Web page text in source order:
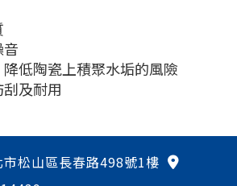
音
降低陶瓷上積聚水垢的風險
刮及耐用
市松山區長春路498號1樓